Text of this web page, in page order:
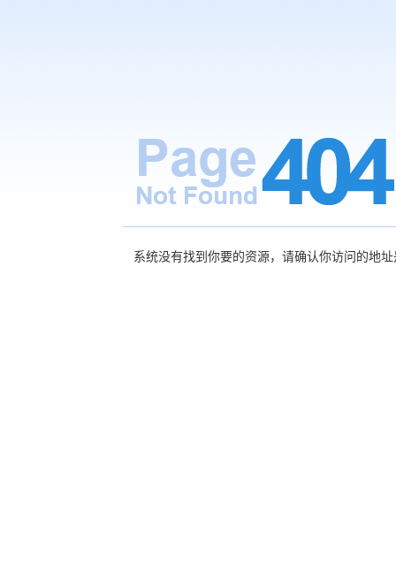
系统没有找到你要的资源，请确认你访问的地